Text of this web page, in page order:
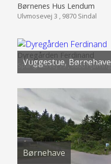
Børnenes Hus Lendum
Ulvmosevej 3 , 9870 Sindal
Vuggestue, Børnehave
Dyregården Ferdinand
Spangkærvej 79 , 9800 Hjørring
Børnehave